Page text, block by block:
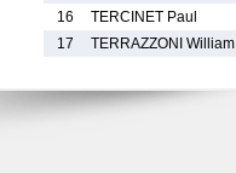
16
TERCINET Paul
17
TERRAZZONI William